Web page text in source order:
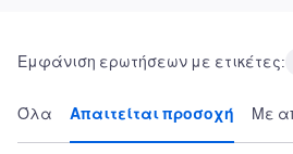
Εμφάνιση ερωτήσεων με ετικέτες:
Όλα Απαιτείται προσοχή Με